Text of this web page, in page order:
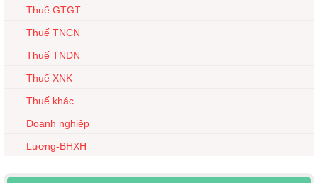
Thuế GTGT
Thuế TNCN
Thuế TNDN
Thuế XNK
Thuế khác
Doanh nghiệp
Lương-BHXH